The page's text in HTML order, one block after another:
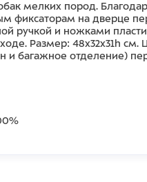
мелких пород.
фиксаторам на дверце
ручкой и ножками
Размер: 48х32х31h
и багажное отделение)